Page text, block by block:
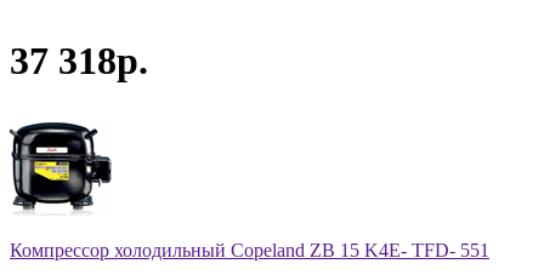
37 318р.
Компрессор холодильный Copeland ZB 15 K4E- TFD- 551